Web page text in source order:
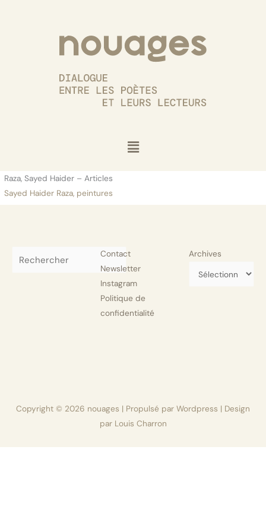
Menu
Raza, Sayed Haider – Articles
Sayed Haider Raza, peintures
Rechercher
Contact
Newsletter
Instagram
Politique de
confidentialité
Archives
Copyright © 2026 nouages | Propulsé par Wordpress | Design
par Louis Charron